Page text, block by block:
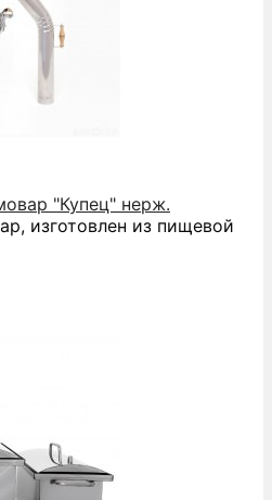
"Купец" нерж.
изготовлен из пищевой